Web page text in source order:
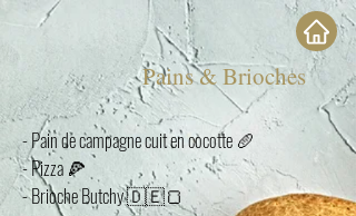
Pains & Brioches
- Pain de campagne cuit en cocotte 🥖
-Pizza 🍕
-Brioche Butchy🇩🇪🍞